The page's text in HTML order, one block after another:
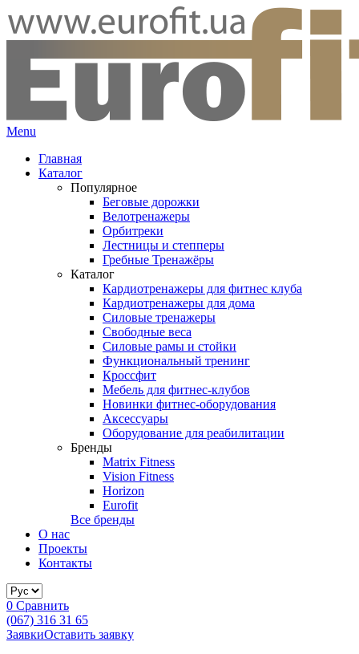
Menu
Главная
Каталог
Популярное
Беговые дорожки
Велотренажеры
Орбитреки
Лестницы и степперы
Гребные Тренажёры
Каталог
Кардиотренажеры для фитнес клуба
Кардиотренажеры для дома
Силовые тренажеры
Свободные веса
Силовые рамы и стойки
Функциональный тренинг
Кроссфит
Мебель для фитнес-клубов
Новинки фитнес-оборудования
Аксессуары
Оборудование для реабилитации
Бренды
Matrix Fitness
Vision Fitness
Horizon
Eurofit
Все бренды
О нас
Проекты
Контакты
0 Сравнить
(067) 316 31 65
ЗаявкиОставить заявку